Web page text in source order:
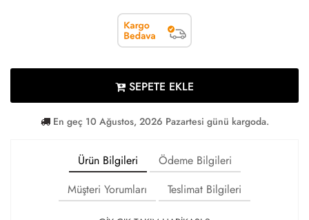
SEPETE EKLE
En geç 10 Ağustos, 2026 Pazartesi günü kargoda.
Ürün Bilgileri
Ödeme Bilgileri
Müşteri Yorumları
Teslimat Bilgileri